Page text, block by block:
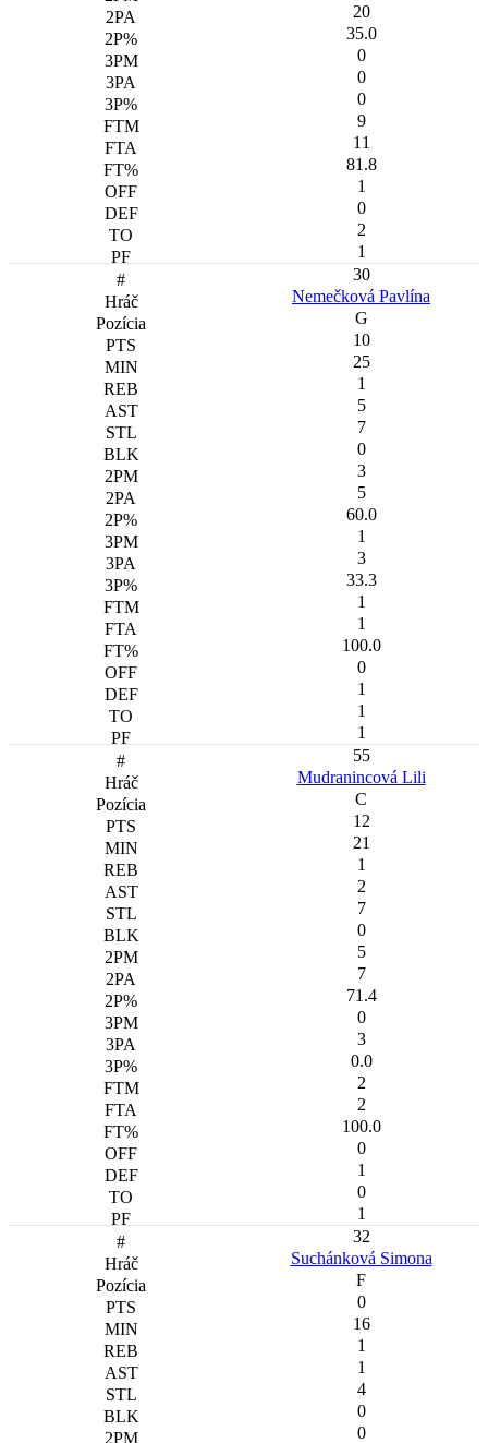
20
35.0
0
0
0
9
11
81.8
1
0
2
1
30
Nemečková Pavlína
G
10
25
1
5
7
0
3
5
60.0
1
3
33.3
1
1
100.0
0
1
1
1
55
Mudranincová Lili
C
12
21
1
2
7
0
5
7
71.4
0
3
0.0
2
2
100.0
0
1
0
1
32
Suchánková Simona
F
0
16
1
1
4
0
0